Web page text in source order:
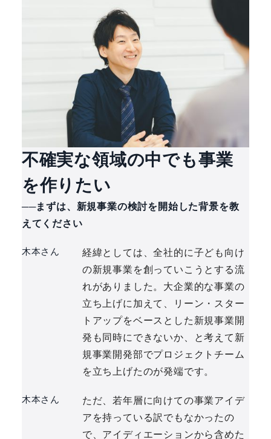
不確実な領域の中でも事業
を作りたい
──まずは、新規事業の検討を開始した背景を教
えてください
木本さん
経緯としては、全社的に子ども向け
の新規事業を創っていこうとする流
れがありました。大企業的な事業の
立ち上げに加えて、リーン・スター
トアップをベースとした新規事業開
発も同時にできないか、と考えて新
規事業開発部でプロジェクトチーム
を立ち上げたのが発端です。
木本さん
ただ、若年層に向けての事業アイデ
アを持っている訳でもなかったの
で、アイディエーションから含めた